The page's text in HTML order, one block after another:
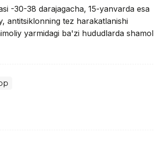
-30-38 darajagacha, 15-yanvarda esa
antitsiklonning tez harakatlanishi
yarmidagi ba'zi hududlarda shamol